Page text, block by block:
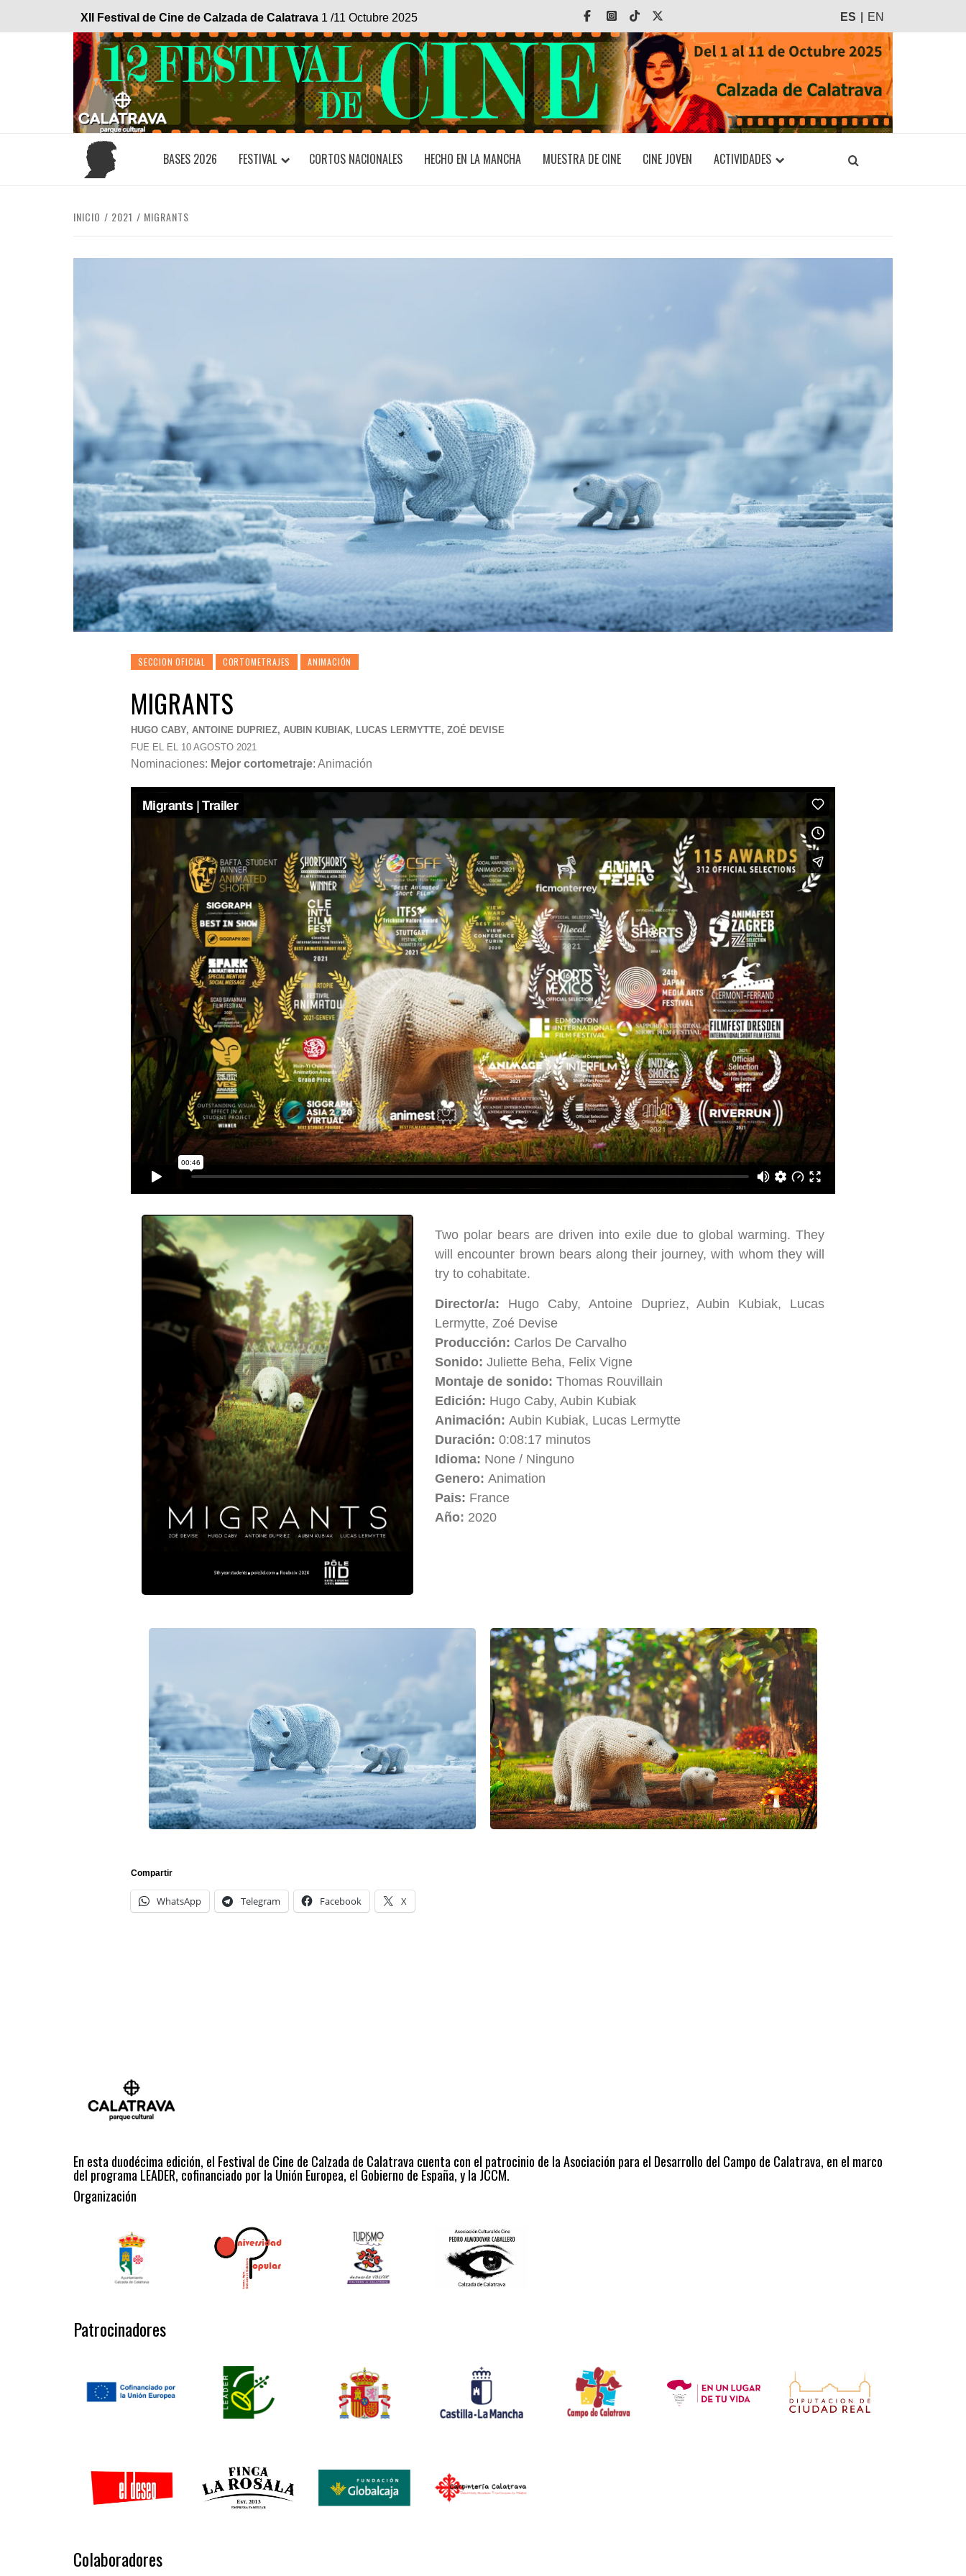
XII Festival de Cine de Calzada de Calatrava 1 /11 Octubre 2025 FacebookInstagram
Tiktok ES EN
BASES 2026 FESTIVAL CORTOS NACIONALES HECHO EN LA MANCHA MUESTRA DE CINE CINE JOVEN ACTIVIDADES
INICIO 2021 MIGRANTS
SECCION OFICIAL CORTOMETRAJES ANIMACIÓN
MIGRANTS
HUGO CABY, ANTOINE DUPRIEZ, AUBIN KUBIAK, LUCAS LERMYTTE, ZOÉ DEVISE
FUE EL EL 10 AGOSTO 2021
Nominaciones: Mejor cortometraje: Animación
Two polar bears are driven into exile due to global warming. They
will encounter brown bears along their journey, with whom they will
try to cohabitate.
Director/a: Hugo Caby, Antoine Dupriez, Aubin Kubiak, Lucas
Lermytte, Zoé Devise
Producción: Carlos De Carvalho
Sonido:Juliette Beha, Felix Vigne
Montaje de sonido:Thomas Rouvillain
Edición: Hugo Caby, Aubin Kubiak
Animación:Aubin Kubiak, Lucas Lermytte
Duración:0:08:17 minutos
Idioma: None / Ninguno
Genero:Animation
Pais: France
Año: 2020
Compartir
WhatsApp Telegram Facebook X
En esta duodécima edición, el Festival de Cine de Calzada de Calatrava cuenta con el patrocinio de la Asociación para el Desarrollo del Campo de Calatrava, en el marco
del programa LEADER, cofinanciado por la Unión Europea, el Gobierno de España, y la JCCM.
Organización
Patrocinadores
Colaboradores